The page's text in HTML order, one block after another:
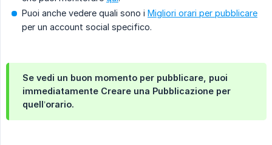
Puoi anche vedere quali sono i Migliori orari per pubblicare
per un account social specifico.
Se vedi un buon momento per pubblicare, puoi
immediatamente Creare una Pubblicazione per
quell’orario.